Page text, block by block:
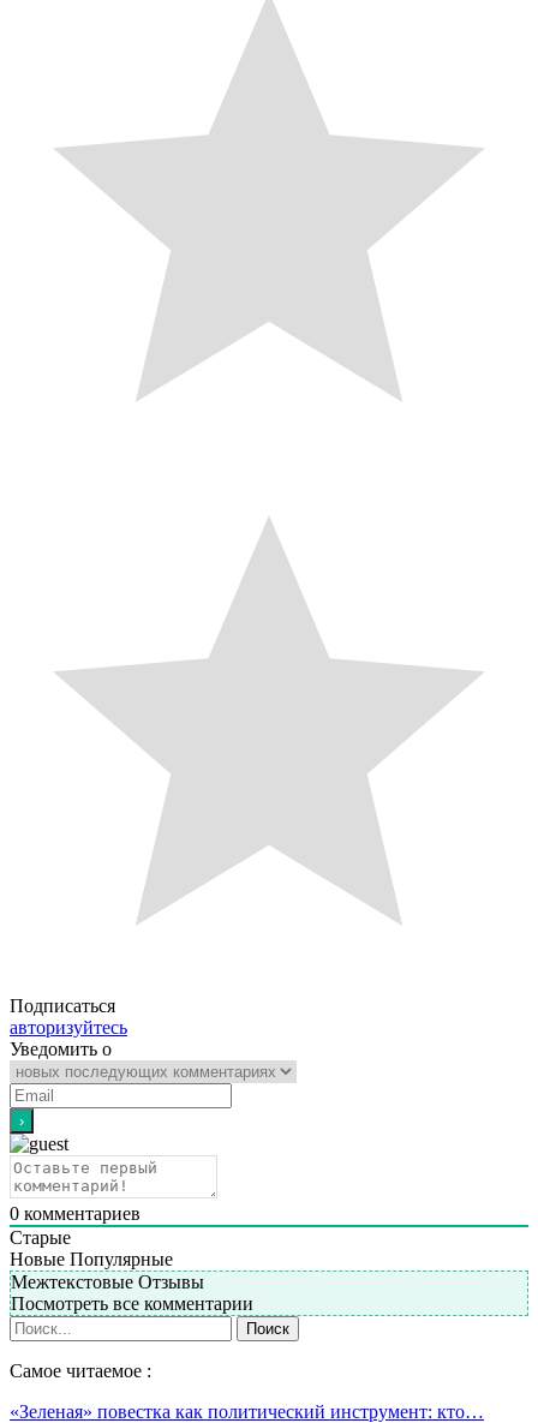
Подписаться
авторизуйтесь
Уведомить о
0 комментариев
Старые
Новые Популярные
Межтекстовые Отзывы
Посмотреть все комментарии
Самое читаемое :
«Зеленая» повестка как политический инструмент: кто…